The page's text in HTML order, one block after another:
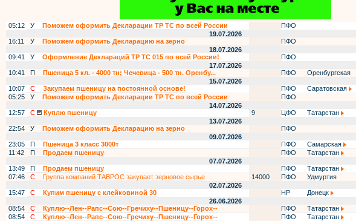
05:12 У Поможем оформить Декларации ТР ТС по всей России ПФО
19.07.2026
16:11
У Поможем оформить Декларацию на зерно ПФО
18.07.2026
09:41
У Оформление Деклараций ТР ТС 015 по всей России! ПФО
17.07.2026
10:41
П Пшеница 5 кл. - 4000 тн; Чечевица - 500 тн. Оренбу... ПФО Оренбургская
15.07.2026
10:07
С Закупаем пшеницу на постоянной основе! ПФО Саратовская
05:25
У Поможем оформить Декларации ТР ТС по всей России ПФО
14.07.2026
12:57
С Куплю пшеницу 9 ЦФО Татарстан
13.07.2026
22:54
У Поможем оформить Декларацию на зерно ПФО
09.07.2026
23:05
П Пшеница 3 класс 3000т ПФО Самарская
11:42
П Продаем пшеницу ПФО Татарстан
07.07.2026
13:49
П Продаем пшеницу ПФО Татарстан
07:46
С Группа компаний ТАВРОС закупает зерновое сырье 14000 ПФО Удмуртия
02.07.2026
15:47
С Купим пшеницу с клейковиной 30 НР Донецк
26.06.2026
08:54
С Куплю--Лен--Рапс--Сою--Гречиху--Пшеницу--Горох-- ПФО Татарстан
08:54
С Куплю--Лен--Рапс--Сою--Гречиху--Пшеницу--Горох-- ПФО Татарстан